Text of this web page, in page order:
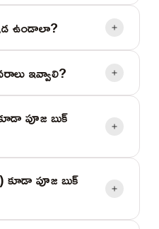
ఉండాలా?
ఇవ్వాలి?
పూజ బుక్
కూడా పూజ బుక్